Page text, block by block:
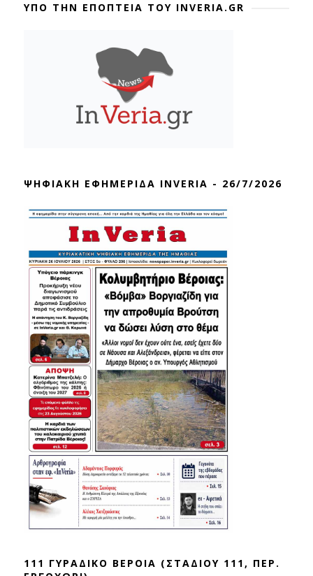
ΥΠΟ ΤΗΝ ΕΠΟΠΤΕΙΑ ΤΟΥ INVERIA.GR
ΨΗΦΙΑΚΗ ΕΦΗΜΕΡΙΔΑ INVERIA - 26/7/2026
111 ΓΥΡΑΔΙΚΟ ΒΕΡΟΙΑ (ΣΤΑΔΙΟΥ 111, ΠΕΡ.